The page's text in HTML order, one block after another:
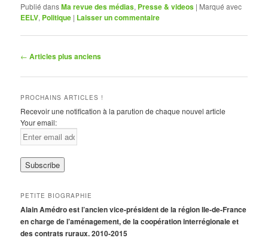
Publié dansMa revue des médias, Presse & videos | Marqué avec
EELV, Politique | Laisser un commentaire
Navigation
articles
← Articles plus anciens
PROCHAINS ARTICLES !
Recevoir une notification à la parution de chaque nouvel article
Your email:
PETITE BIOGRAPHIE
Alain Amédro est l’ancien vice-président de la région Ile-de-France
en charge de l’aménagement, de la coopération interrégionale et
des contrats ruraux. 2010-2015